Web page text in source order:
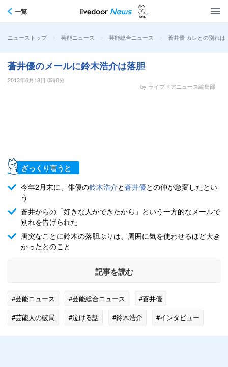
一覧
ニューストップ > 芸能ニュース > 芸能総合ニュース > 蒼井優 カレとの別れ
蒼井優のメールに鈴木浩介は落胆
2013年6月18日 0時0分
by ライブドアニュース編集部
ざっくり言うと
今年2月末に、俳優の鈴木浩介と蒼井優との仲が急変したとい
う
蒼井からの「好きな人ができたから」という一方的なメールで
別れを告げられた
唐突なことに鈴木の落胆ぶりは、周囲に気を使わせるほど大き
かったとのこと
記事を読む
#芸能ニュース #芸能総合ニュース
#蒼井優
#芸能人の破局
#泣ける話 #鈴木浩介 #インタビュー